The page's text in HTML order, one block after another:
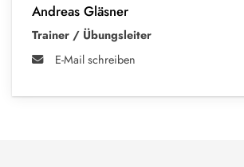
Andreas Gläsner
Trainer / Übungsleiter
E-Mail schreiben